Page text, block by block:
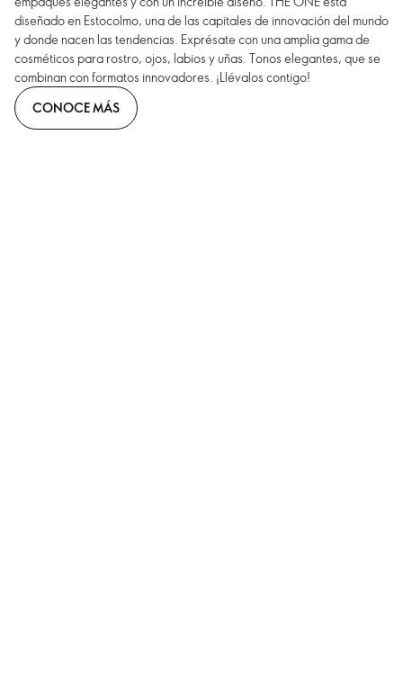
diseñado en Estocolmo, una de las capitales de innovación del mundo
y donde nacen las tendencias. Exprésate con una amplia gama de
cosméticos para rostro, ojos, labios y uñas. Tonos elegantes, que se
combinan con formatos innovadores. ¡Llévalos contigo!
CONOCE MÁS